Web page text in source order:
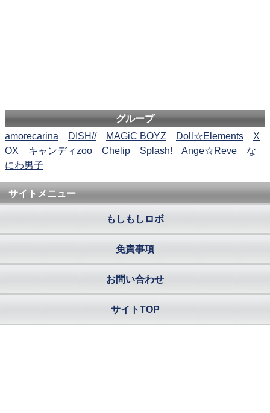
グループ
amorecarina
DISH// MAGiC BOYZ Doll☆Elements
X
OX
キャンディzoo Chelip Splash! Ange☆Reve
な
にわ男子
サイトメニュー
もしもしロボ
免責事項
お問い合わせ
サイトTOP